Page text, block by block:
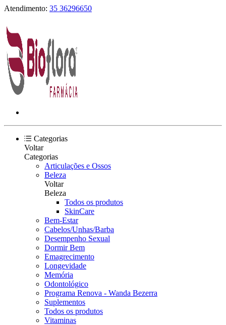
Atendimento: 35 36296650
Categorias
Voltar
Categorias
Articulações e Ossos
Beleza
Voltar
Beleza
Todos os produtos
SkinCare
Bem-Estar
Cabelos/Unhas/Barba
Desempenho Sexual
Dormir Bem
Emagrecimento
Longevidade
Memória
Odontológico
Programa Renova - Wanda Bezerra
Suplementos
Todos os produtos
Vitaminas